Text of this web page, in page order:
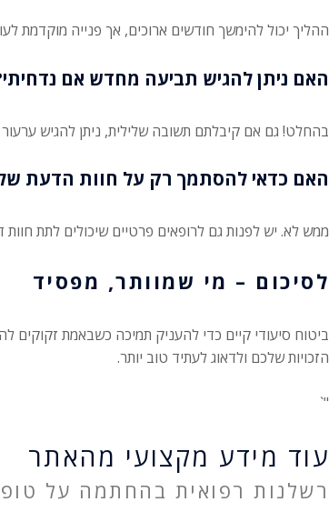
ההליך יכול להימשך חודשים ארוכים, אך פנייה מוקדמת
האם ניתן להגיש תביעה מחדש אם
בהחלט! גם אם קיבלתם תשובה שלילית, ניתן להגיש
האם כדאי להסתמך רק על חוות הדעת
ממש לא. יש לפנות גם לרופאים פרטיים שיכולים לתת
לסיכום – מי שמוותר, מפסיד
ביטוח סיעודי קיים כדי להעניק תמיכה כשבאמת זקוקים
הזכויות שלכם ולדאוג לעתיד טוב יותר.
"`
עוד מידע מקצועי מהאתר
רשלנות רפואית בהחתמה על